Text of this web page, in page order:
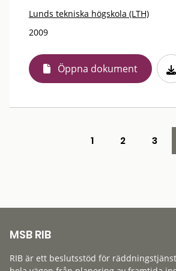
Lunds tekniska högskola (LTH)
2009
Öppna dokument
1 2 3
MSB RIB
RIB är ett beslutsstöd för